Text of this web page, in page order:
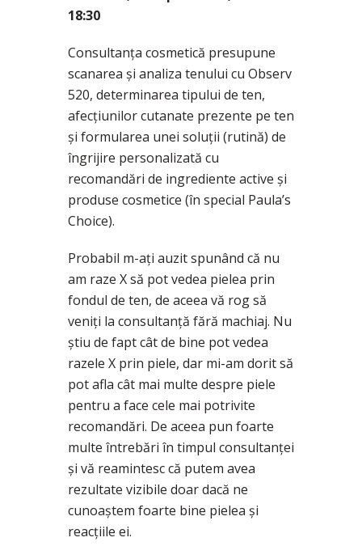
18:30
Consultanța cosmetică presupune
scanarea și analiza tenului cu Observ
520, determinarea tipului de ten,
afecțiunilor cutanate prezente pe ten
și formularea unei soluții (rutină) de
îngrijire personalizată cu
recomandări de ingrediente active și
produse cosmetice (în special Paula’s
Choice).
Probabil m-ați auzit spunând că nu
am raze X să pot vedea pielea prin
fondul de ten, de aceea vă rog să
veniți la consultanță fără machiaj. Nu
știu de fapt cât de bine pot vedea
razele X prin piele, dar mi-am dorit să
pot afla cât mai multe despre piele
pentru a face cele mai potrivite
recomandări. De aceea pun foarte
multe întrebări în timpul consultanței
și vă reamintesc că putem avea
rezultate vizibile doar dacă ne
cunoaștem foarte bine pielea și
reacțiile ei.